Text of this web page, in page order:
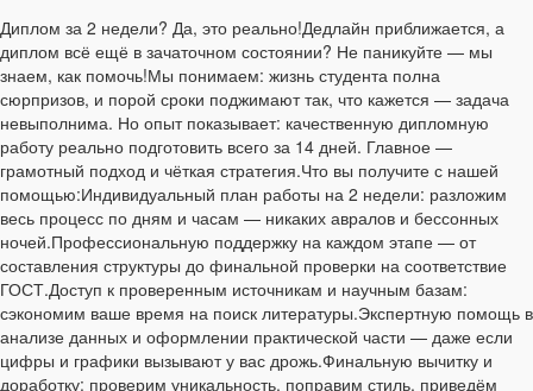
Диплом за 2 недели? Да, это реально!Дедлайн приближается, а
диплом всё ещё в зачаточном состоянии? Не паникуйте — мы
знаем, как помочь!Мы понимаем: жизнь студента полна
сюрпризов, и порой сроки поджимают так, что кажется — задача
невыполнима. Но опыт показывает: качественную дипломную
работу реально подготовить всего за 14 дней. Главное —
грамотный подход и чёткая стратегия.Что вы получите с нашей
помощью:Индивидуальный план работы на 2 недели: разложим
весь процесс по дням и часам — никаких авралов и бессонных
ночей.Профессиональную поддержку на каждом этапе — от
составления структуры до финальной проверки на соответствие
ГОСТ.Доступ к проверенным источникам и научным базам:
сэкономим ваше время на поиск литературы.Экспертную помощь в
анализе данных и оформлении практической части — даже если
цифры и графики вызывают у вас дрожь.Финальную вычитку и
доработку: проверим уникальность, поправим стиль, приведём